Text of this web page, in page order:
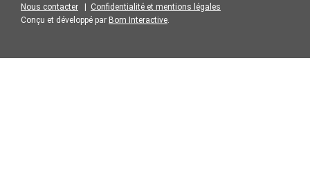
Nous contacter
Confidentialité et mentions légales
Conçu et développé par Born Interactive.